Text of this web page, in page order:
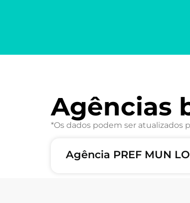
Agências
*Os dados podem ser atualizados
Agência PREF MUN